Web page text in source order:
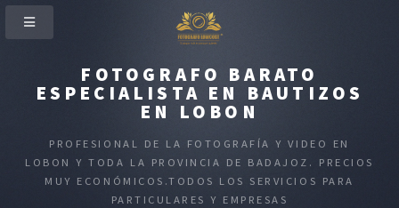
FOTOGRAFO BARATO
ESPECIALISTA EN BAUTIZOS
EN LOBON
PROFESIONAL DE LA FOTOGRAFÍA Y VIDEO EN
LOBON Y TODA LA PROVINCIA DE BADAJOZ. PRECIOS
MUY ECONÓMICOS.TODOS LOS SERVICIOS PARA
PARTICULARES Y EMPRESAS